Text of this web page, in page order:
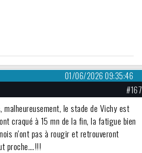
01/06/2026 09:35:46
#167
malheureusement, le stade de Vichy est
craqué à 15 mn de la fin, la fatigue bien
n'ont pas à rougir et retrouveront
proche….!!!